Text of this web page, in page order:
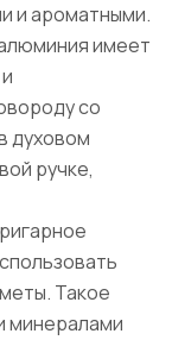
и ароматными.
имеет
со
духовом
ручке,
Такое
минералами